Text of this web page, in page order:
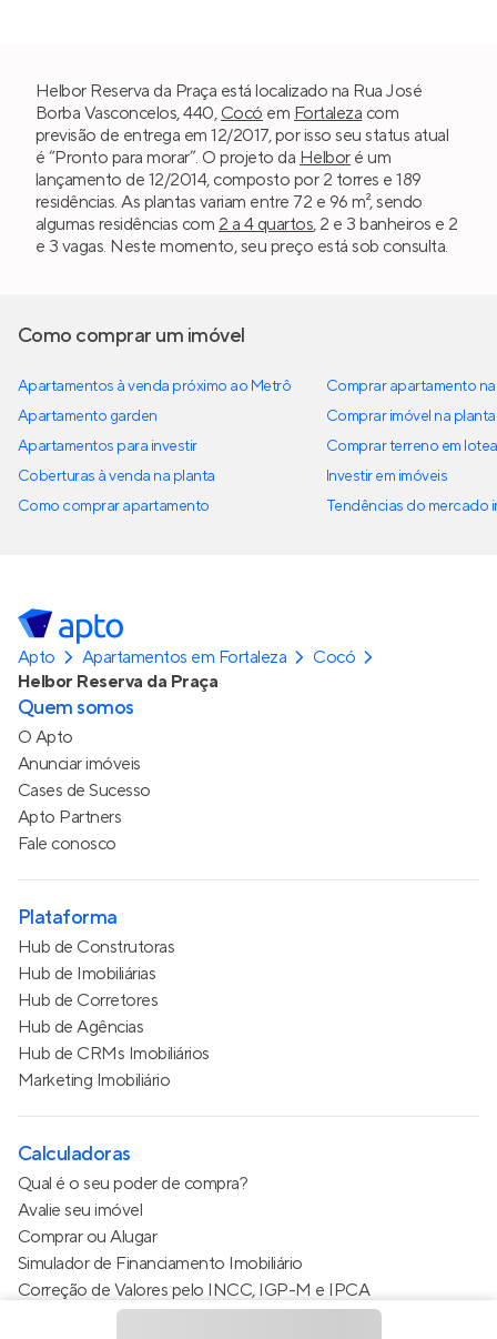
Helbor Reserva da Praça está localizado na Rua José
Borba Vasconcelos, 440, Cocó em Fortaleza com
previsão de entrega em 12/2017, por isso seu status atual
é “Pronto para morar”. O projeto da Helboré um
lançamento de 12/2014, composto por 2 torres e 189
residências. As plantas variam entre 72 e 96 m², sendo
algumas residências com 2 a 4 quartos, 2 e 3 banheiros e 2
e 3 vagas. Neste momento, seu preço está sob consulta.
Como comprar um imóvel
Apartamentos à venda próximo ao Metrô
Apartamento garden
Apartamentos para investir
Coberturas à venda na planta
Como comprar apartamento
Comprar apartamento
Comprar imóvel na planta
Comprar terreno em
Investir em imóveis
Tendências do mercado
Apto Apartamentos em Fortaleza
Cocó
Helbor Reserva da Praça
Quem somos
O Apto
Anunciar imóveis
Cases de Sucesso
Apto Partners
Fale conosco
Plataforma
Hub de Construtoras
Hub de Imobiliárias
Hub de Corretores
Hub de Agências
Hub de CRMs Imobiliários
Marketing Imobiliário
Calculadoras
Qual é o seu poder de compra?
Avalie seu imóvel
Comprar ou Alugar
Simulador de Financiamento Imobiliário
Correção de Valores pelo INCC, IGP-M e IPCA
Estimativa de valor do condomínio